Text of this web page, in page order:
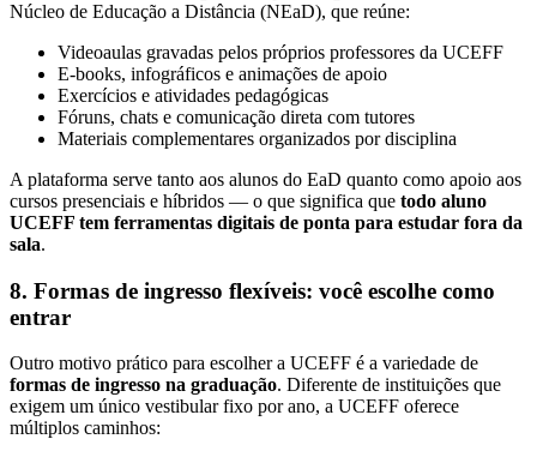
Núcleo de Educação a Distância (NEaD), que reúne:
Videoaulas gravadas pelos próprios professores da UCEFF
E-books, infográficos e animações de apoio
Exercícios e atividades pedagógicas
Fóruns, chats e comunicação direta com tutores
Materiais complementares organizados por disciplina
A plataforma serve tanto aos alunos do EaD quanto como apoio aos
cursos presenciais e híbridos — o que significa que todo aluno
UCEFF tem ferramentas digitais de ponta para estudar fora da
sala.
8. Formas de ingresso flexíveis: você escolhe como
entrar
Outro motivo prático para escolher a UCEFF é a variedade de
formas de ingresso na graduação. Diferente de instituições que
exigem um único vestibular fixo por ano, a UCEFF oferece
múltiplos caminhos: